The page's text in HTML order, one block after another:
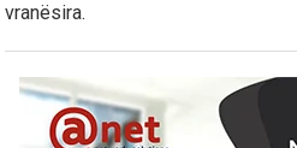
vranësira.